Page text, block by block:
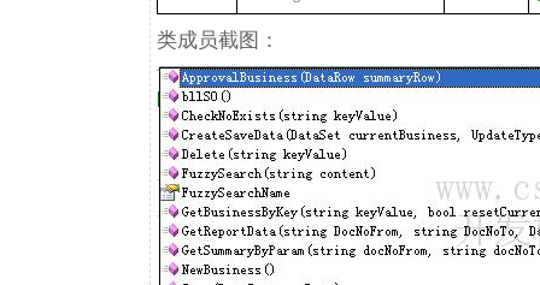
类成员截图：